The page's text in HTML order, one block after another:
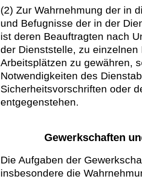
(2) Zur Wahrnehmung der in
und Befugnisse der in der
ist deren Beauftragten nach
der Dienststelle, zu
Arbeitsplätzen zu gewähren,
Notwendigkeiten des
Sicherheitsvorschriften oder
entgegenstehen.
Gewerkschaften
Die Aufgaben der
insbesondere die